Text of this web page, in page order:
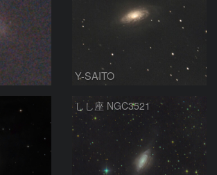
Y-SAITO
しし座 NGC3521